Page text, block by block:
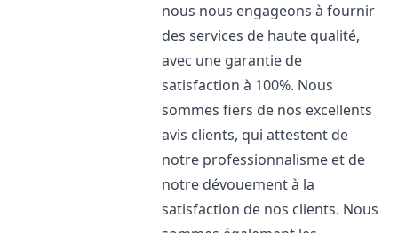
nous nous engageons à fournir
des services de haute qualité,
avec une garantie de
satisfaction à 100%. Nous
sommes fiers de nos excellents
avis clients, qui attestent de
notre professionnalisme et de
notre dévouement à la
satisfaction de nos clients. Nous